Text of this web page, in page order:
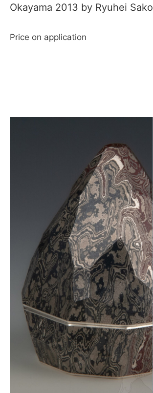
Okayama 2013 by Ryuhei Sako
Price on application